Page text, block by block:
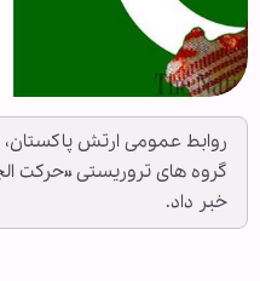
روابط عمومی ارتش
گروه های تروریستی «حرکت
خبر داد.